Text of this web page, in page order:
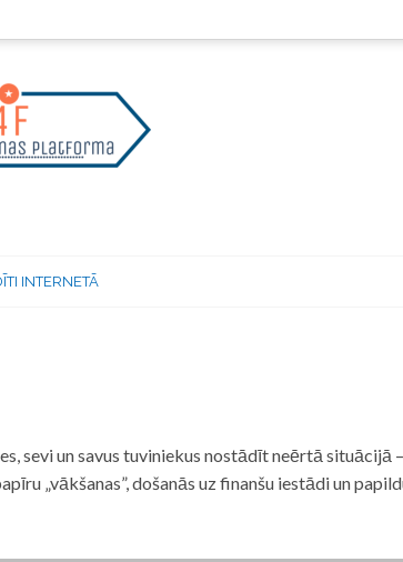
INTERNETĀ
sevi un savus tuviniekus nostādīt neērtā situācijā
„vākšanas”, došanās uz finanšu iestādi un